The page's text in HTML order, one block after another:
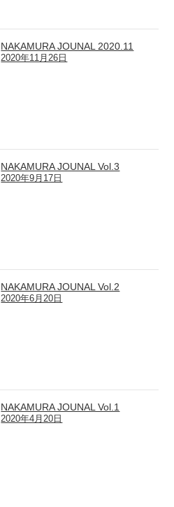
NAKAMURA JOUNAL 2020.11
2020年11月26日
NAKAMURA JOUNAL Vol.3
2020年9月17日
NAKAMURA JOUNAL Vol.2
2020年6月20日
NAKAMURA JOUNAL Vol.1
2020年4月20日